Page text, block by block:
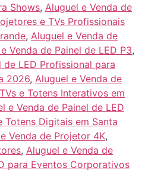
Shows, Aluguel e Venda de
e TVs Profissionais
, Aluguel e Venda de
Venda de Painel de LED P3,
de LED Profissional para
2026, Aluguel e Venda de
e Totens Interativos em
e Venda de Painel de LED
Totens Digitais em Santa
Venda de Projetor 4K,
, Aluguel e Venda de
para Eventos Corporativos